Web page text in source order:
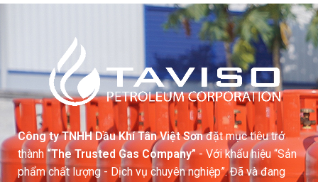
Công ty TNHH Dầu Khí Tân Việt Sơnđặt mục tiêu trở
thành “The Trusted Gas Company”- Với khẩu hiệu “Sản
phẩm chất lượng - Dịch vụ chuyên nghiệp”. Đã và đang